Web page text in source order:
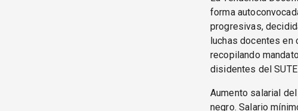
forma
progresivas,
luchas docentes en
recopilando
disidentes del
Aumento salarial
negro. Salario